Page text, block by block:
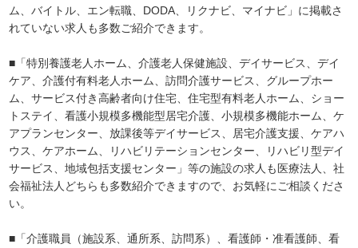
ム、バイトル、エン転職、DODA、リクナビ、マイナビ」に掲載さ
れていない求人も多数ご紹介できます。
■「特別養護老人ホーム、介護老人保健施設、デイサービス、デイ
ケア、介護付有料老人ホーム、訪問介護サービス、グループホー
ム、サービス付き高齢者向け住宅、住宅型有料老人ホーム、ショー
トステイ、看護小規模多機能型居宅介護、小規模多機能ホーム、ケ
アプランセンター、放課後等デイサービス、居宅介護支援、ケアハ
ウス、ケアホーム、リハビリテーションセンター、リハビリ型デイ
サービス、地域包括支援センター」等の施設の求人も医療法人、社
会福祉法人どちらも多数紹介できますので、お気軽にご相談くださ
い。
■「介護職員（施設系、通所系、訪問系）、看護師・准看護師、看